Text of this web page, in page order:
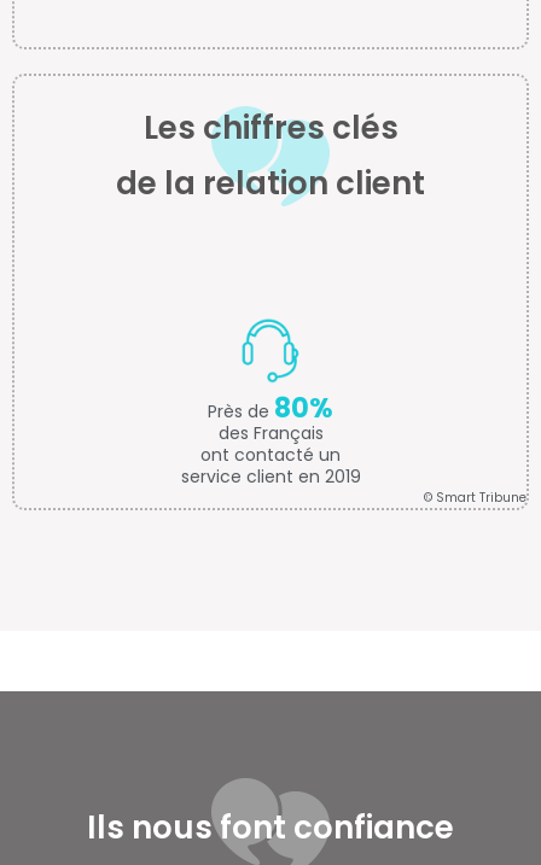
Les chiffres clés
de la relation client
Près de 80%
des Français
ont contacté un
service client en 2019
© Smart Tribune
Ils nous font confiance